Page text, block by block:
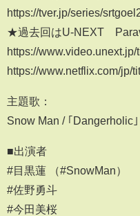
https://tver.jp/series/
★過去回はU-NEXT
https://
https://www.netflix.com/jp/
主題歌：
Snow Man / ｢Dangerholic
■出演者
#目黒蓮 （#SnowMan）
#佐野勇斗
#今田美桜